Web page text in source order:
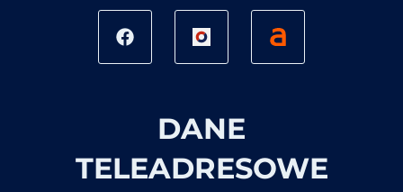
DANE
TELEADRESOWE